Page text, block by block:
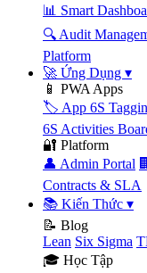
📊 Smart
🔍 Audit
Platform
🚀 Ứng Dụng ▾
📱 PWA Apps
🏷️ App 6S
6S Activities
🔐 Platform
👤 Admin Portal
Contracts & SLA
📚 Kiến Thức ▾
📝 Blog
Lean Six Sigma
🎓 Học Tập